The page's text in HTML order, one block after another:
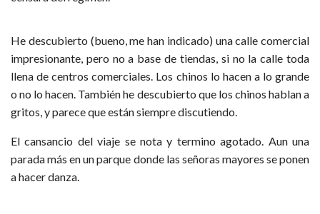
He descubierto (bueno, me han indicado) una calle comercial
impresionante, pero no a base de tiendas, si no la calle toda
llena de centros comerciales. Los chinos lo hacen a lo grande
o no lo hacen. También he descubierto que los chinos hablan a
gritos, y parece que están siempre discutiendo.
El cansancio del viaje se nota y termino agotado. Aun una
parada más en un parque donde las señoras mayores se ponen
a hacer danza.